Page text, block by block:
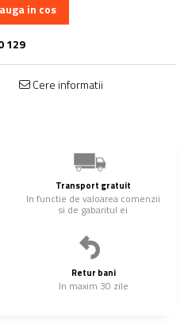
in cos
129
Cere informatii
Transport gratuit
In functie de valoarea comenzii
si de gabaritul ei
Retur bani
In maxim 30 zile